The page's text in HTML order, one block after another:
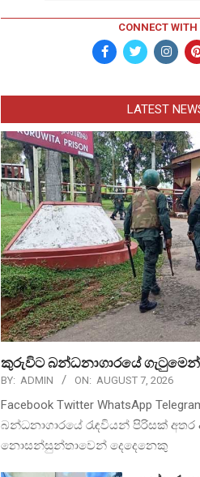
CONNECT WITH
LATEST
කුරුවිට බන්ධනාගාරයේ
BY: ADMIN ON: AUGUST 7, 2026
Facebook Twitter WhatsApp
බන්ධනාගාරයේ රැඳවියන් පිරිසක්
නොසන්සුන්තාවෙන් දෙදෙනෙකු